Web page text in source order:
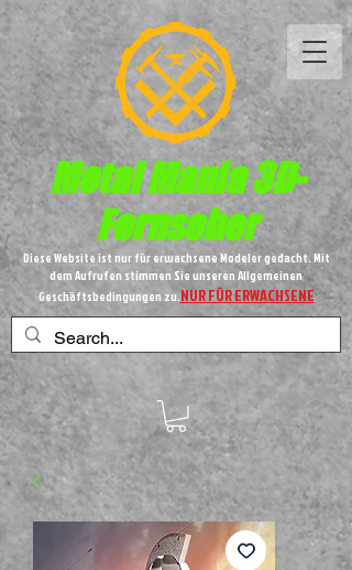
MetalMania 3D-
Fernseher
Diese Website ist nur für erwachsene Modeler gedacht. Mit
dem Aufrufen stimmen Sie unseren Allgemeinen
Geschäftsbedingungen zu.NUR FÜR ERWACHSENE